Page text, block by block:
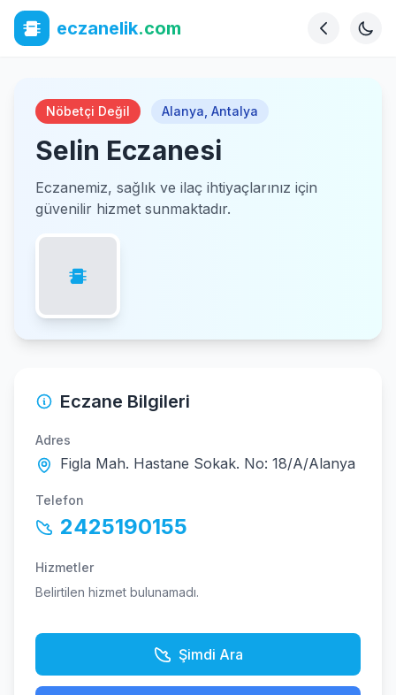
eczanelik.com
Nöbetçi Değil Alanya Antalya
Selin Eczanesi
Eczanemiz, sağlık ve ilaç ihtiyaçlarınız için
güvenilir hizmet sunmaktadır.
Eczane Bilgileri
Adres
Figla Mah. Hastane Sokak. No: 18/A/Alanya
Telefon
2425190155
Hizmetler
Belirtilen hizmet bulunamadı.
Şimdi Ara